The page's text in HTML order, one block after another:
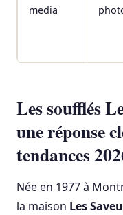
media
Les soufflés
une réponse
tendances
Née en 1977 à
la maison Les